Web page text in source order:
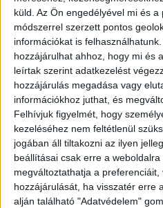
küld. Az Ön engedélyével mi és
módszerrel szerzett pontos
információkat is
hozzájárulhat ahhoz, hogy mi és
leírtak szerint adatkezelést
hozzájárulás megadása vagy
információkhoz juthat, és
Felhívjuk figyelmét, hogy
kezeléséhez nem feltétlenül
jogában áll tiltakozni az ilyen
beállításai csak erre a
megváltoztathatja a
hozzájárulását, ha visszatér erre
alján található "Adatvédelem"
Hatósági ellenőrzés során
ROCK budapesti
vizsgált hét napból ötben
közötti, illetve a délután fél 5
napi négy-négy alkalommal
sugárzására vállalt
súlya miatt a Médiatanács
figyelmeztetésben
médiaszolgáltatóját.